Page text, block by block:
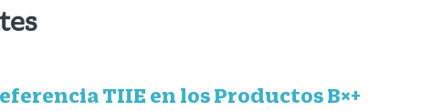
TIIE en los Productos B×+